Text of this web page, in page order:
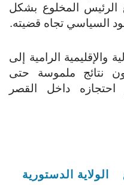
الرئيس المخلوع بشكل
السياسي تجاه قضيته.
والإقليمية الرامية إلى
نتائج ملموسة حتى
داخل القصر
الولاية الدستورية